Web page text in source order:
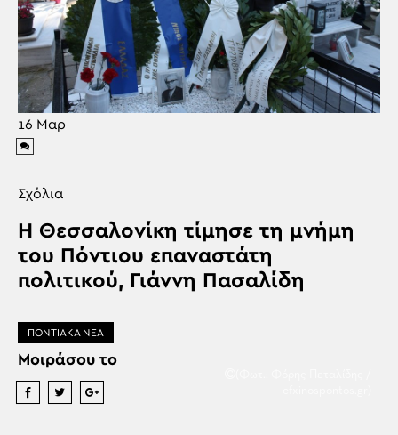
16 Μαρ
Σχόλια
Η Θεσσαλονίκη τίμησε τη μνήμη
του Πόντιου επαναστάτη
πολιτικού, Γιάννη Πασαλίδη
ΠΟΝΤΙΑΚΑ ΝΕΑ
Μοιράσου το